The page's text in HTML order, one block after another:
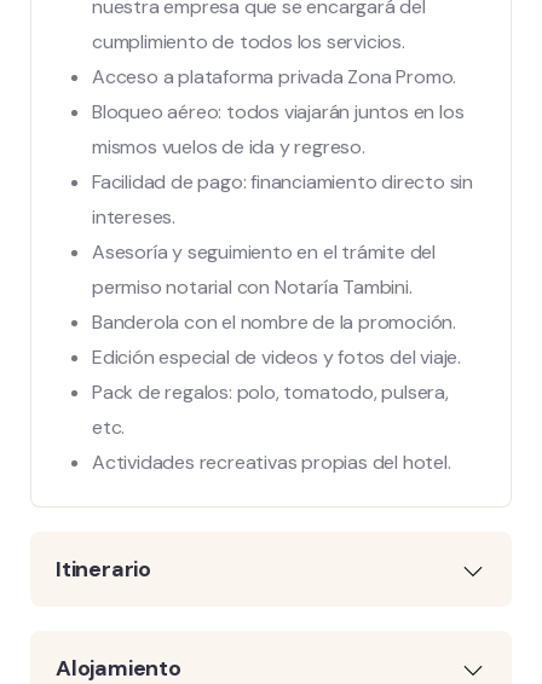
nuestra empresa que se encargará del
cumplimiento de todos los servicios.
Acceso a plataforma privada Zona Promo.
Bloqueo aéreo: todos viajarán juntos en los
mismos vuelos de ida y regreso.
Facilidad de pago: financiamiento directo sin
intereses.
Asesoría y seguimiento en el trámite del
permiso notarial con Notaría Tambini.
Banderola con el nombre de la promoción.
Edición especial de videos y fotos del viaje.
Pack de regalos: polo, tomatodo, pulsera,
etc.
Actividades recreativas propias del hotel.
Itinerario
Alojamiento